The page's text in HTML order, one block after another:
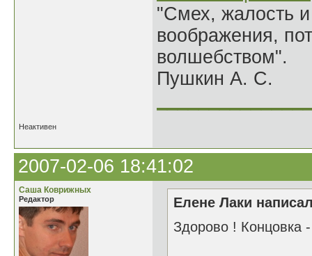
"Смех, жалость
воображения,
волшебством".
Пушкин А. С.
Неактивен
2007-02-06 18:41:02
Саша Коврижных
Редактор
Елене Лаки
Здорово ! Концовка